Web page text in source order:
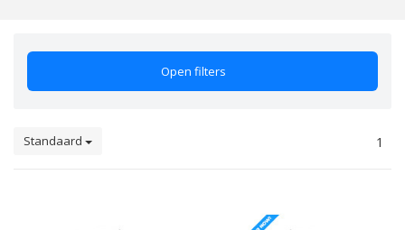
Open filters
Standaard 1